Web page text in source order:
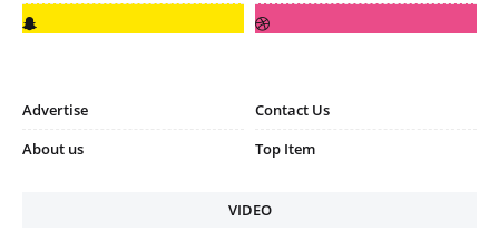
Advertise
Contact Us
About us
Top Item
VIDEO